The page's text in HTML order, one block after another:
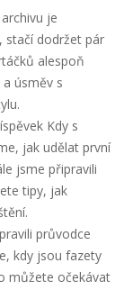
je
stačí dodržet pár
alespoň
úsměv s
Kdy s
jak udělat první
jsme připravili
tipy, jak
průvodce
kdy jsou fazety
můžete očekávat